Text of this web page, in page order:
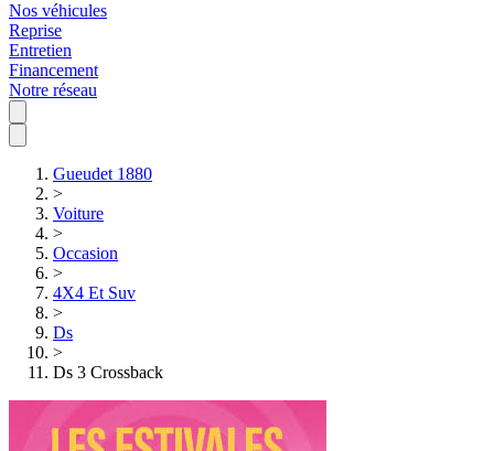
Nos véhicules
Reprise
Entretien
Financement
Notre réseau
Gueudet 1880
>
Voiture
>
Occasion
>
4X4 Et Suv
>
Ds
>
Ds 3 Crossback